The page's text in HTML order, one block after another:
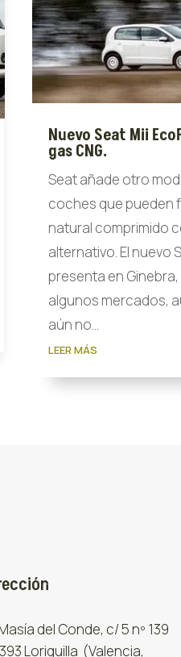
Nuevo Seat Mii
gas CNG.
Seat añade otro
coches que pueden
natural comprimido
alternativo. El nuevo
presenta en
algunos mercados,
aún no...
LEER MÁS
Masía del Conde, c/ 5 nº 139
Loriguilla (Valencia,